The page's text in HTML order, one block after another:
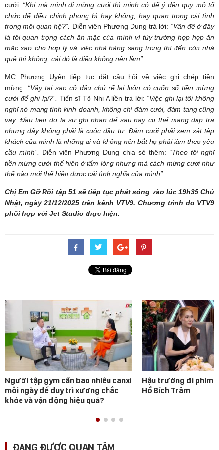
cưới: “Khi mà mình đi mừng cưới thì mình có để ý đến quy mô tổ
chức để điều chỉnh phong bì hay không, hay quan trọng cái tình
trong mối quan hệ?”
Diễn viên Phương Dung trả lời: “Vấn đề ở đây
là tôi quan trọng cách ăn mặc của mình vì tùy trường hợp hợp ăn
mặc sao cho hợp lý và việc nhà hàng sang trọng thì đến còn nhà
quê thì không, cái đó là điều không nên làm”
MC Phương Uyên tiếp tục đặt câu hỏi về việc ghi chép tiền
mừng: “Vậy tại sao cô dâu chú rể lại luôn có cuốn sổ tiền mừng
cưới để ghi lại?” Tiến sĩ Tô Nhi A liền trả lời: “Việc ghi lạitôi không
nghĩnó mang tính kinh doanh, không chỉ đám cưới, đám tang cũng
vậy. Đầu tiên đó là sự ghi nhận để sau nàycó thể mang đáp trả
nhưng đây không phải là cuộc đầu tư. Đám cưới phải xem xét tệp
kháchcủamình là những ai và khôngnên bắt họ phải làm theo yêu
cầu mình”
Diễn viên Phương Dung chia sẻ thêm: “Theo tôi nghĩ
tiền mừng cưới thể hiện ở tấm lòng nhưng mà cách mừng cưới như
thế nào mới thể hiện được cái tình nghĩa của mình”
Chị Em Gỡ Rối tập 51 sẽ tiếp tục phát sóng vào lúc 19h35 Chủ
Nhật, ngày 21/12/2025 trên kênh VTV9. Chương trình do VTV9
phối hợp với Jet Studio thực hiện.
Người tập gym cần bao nhiêu canxi
mỗi ngày để duy trì xương chắc
khỏe và vận động hiệu quả?
Hậu trường đi phim
Hồ Bích Trâm
ĐANG ĐƯỢC QUAN TÂM